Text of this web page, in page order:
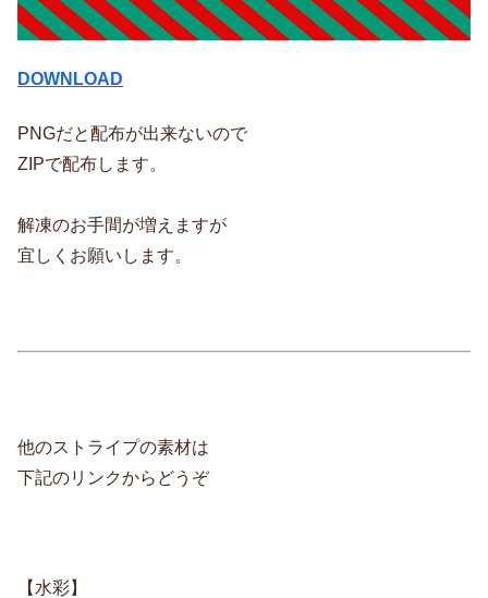
DOWNLOAD
PNGだと配布が出来ないので
ZIPで配布します。
解凍のお手間が増えますが
宜しくお願いします。
他のストライプの素材は
下記のリンクからどうぞ
【水彩】